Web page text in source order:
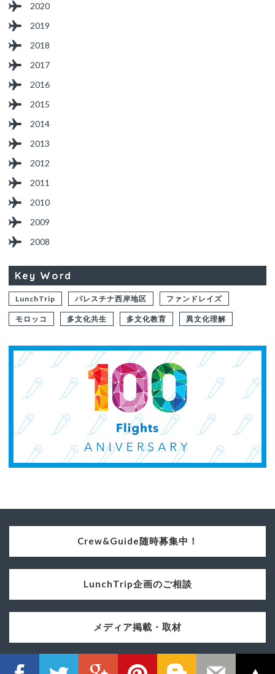
2020
2019
2018
2017
2016
2015
2014
2013
2012
2011
2010
2009
2008
Key Word
LunchTrip パレスチナ西岸地区 ファンドレイズ
モロッコ 多文化共生 多文化教育 異文化理解
Crew&Guide随時募集中！
LunchTrip企画のご相談
メディア掲載・取材
© 2016 Lunch Trip ALL RIGHTS RESERVED.